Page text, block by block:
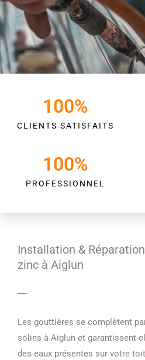
CLIENTS SATISFAITS
100%
PROFESSIONNEL
100%
Installation &
zinc à Aiglun
Les gouttières se complètent
solins à Aiglun et garantissent-
des eaux présentes sur votre